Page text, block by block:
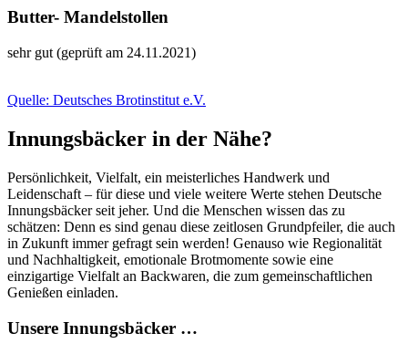
Butter- Mandelstollen
sehr gut (geprüft am 24.11.2021)
Quelle: Deutsches Brotinstitut e.V.
Innungsbäcker in der Nähe?
Persönlichkeit, Vielfalt, ein meisterliches Handwerk und
Leidenschaft – für diese und viele weitere Werte stehen Deutsche
Innungsbäcker seit jeher. Und die Menschen wissen das zu
schätzen: Denn es sind genau diese zeitlosen Grundpfeiler, die auch
in Zukunft immer gefragt sein werden! Genauso wie Regionalität
und Nachhaltigkeit, emotionale Brotmomente sowie eine
einzigartige Vielfalt an Backwaren, die zum gemeinschaftlichen
Genießen einladen.
Unsere Innungsbäcker …